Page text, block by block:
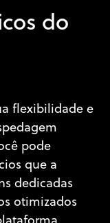
do
flexibilidade e
pode
que a
dedicadas
otimizados